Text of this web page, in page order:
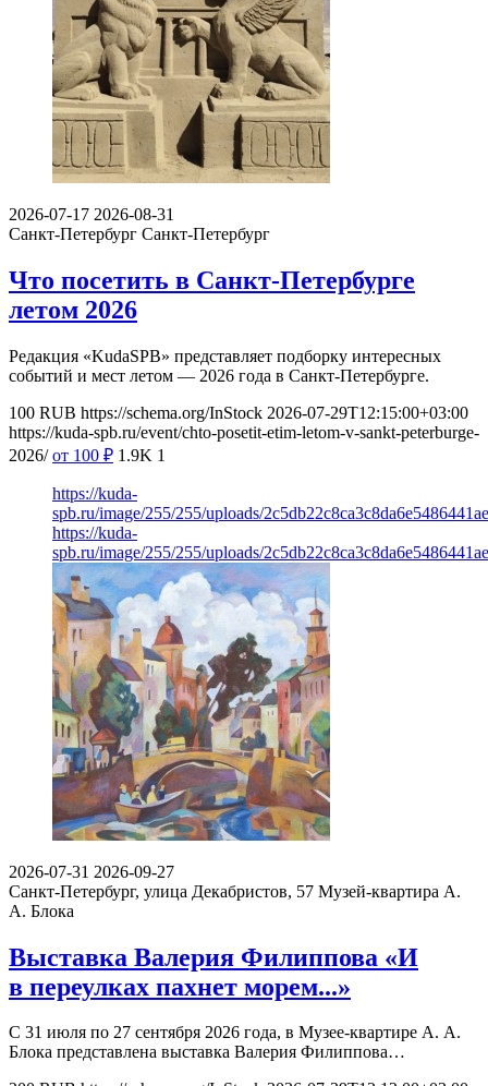
2026-07-17 2026-08-31
Санкт-Петербург Санкт-Петербург
Что посетить в Санкт-Петербурге
летом 2026
Редакция «KudaSPB» представляет подборку интересных
событий и мест летом — 2026 года в Санкт-Петербурге.
100 RUB https://schema.org/InStock 2026-07-29T12:15:00+03:00
https://kuda-spb.ru/event/chto-posetit-etim-letom-v-sankt-peterburge-
2026/ от 100 ₽ 1.9K 1
https://kuda-
spb.ru/image/255/255/uploads/
https://kuda-
spb.ru/image/255/255/uploads/
2026-07-31 2026-09-27
Санкт-Петербург, улица Декабристов, 57 Музей-квартира А.
А. Блока
Выставка Валерия Филиппова «И
в переулках пахнет морем...»
С 31 июля по 27 сентября 2026 года, в Музее-квартире А. А.
Блока представлена выставка Валерия Филиппова…